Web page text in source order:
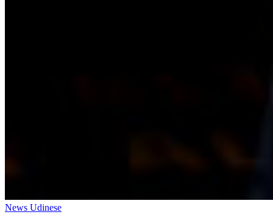
News Udinese